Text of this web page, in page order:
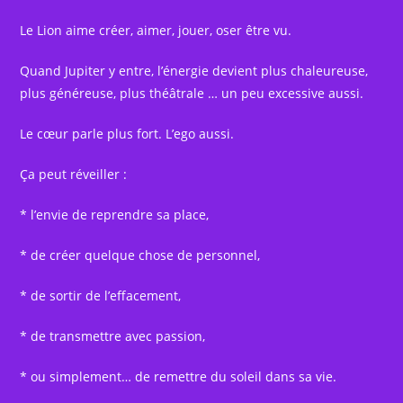
Le Lion aime créer, aimer, jouer, oser être vu.
Quand Jupiter y entre, l’énergie devient plus chaleureuse,
plus généreuse, plus théâtrale … un peu excessive aussi.
Le cœur parle plus fort. L’ego aussi.
Ça peut réveiller :
* l’envie de reprendre sa place,
* de créer quelque chose de personnel,
* de sortir de l’effacement,
* de transmettre avec passion,
* ou simplement… de remettre du soleil dans sa vie.